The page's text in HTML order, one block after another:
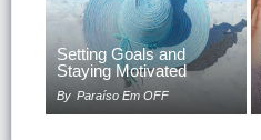
Setting Goals and
Staying Motivated
By Paraíso Em OFF